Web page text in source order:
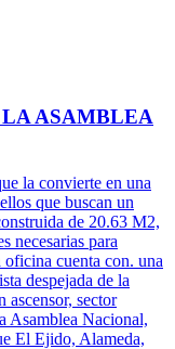
ASAMBLEA
la convierte en una
que buscan un
de 20.63 M2,
necesarias para
cuenta con. una
despejada de la
ascensor, sector
Asamblea Nacional,
El Ejido, Alameda,